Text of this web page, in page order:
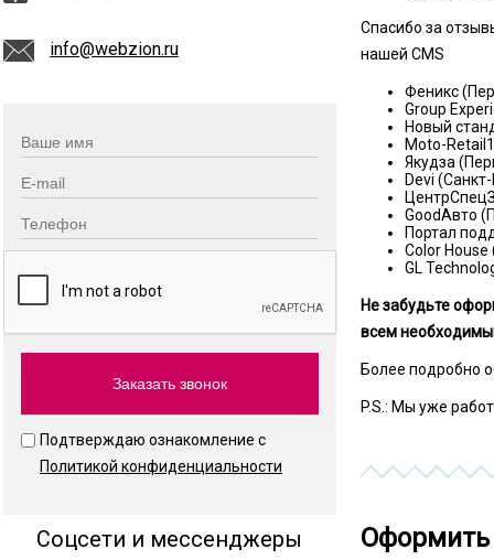
info@webzion.ru
Подтверждаю ознакомление с
Политикой конфиденциальности
Соцсети и мессенджеры
Спасибо за
нашей CMS
Феникс
Group
Новый
Moto-
Якудза
Devi
GoodАвто
Портал
Color House
GL
Не забудьте
всем
Более подробно
P.S.: Мы уже
Оформить